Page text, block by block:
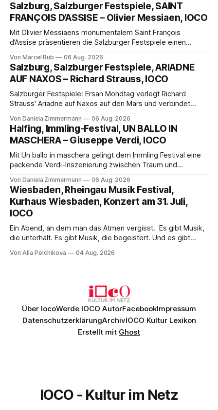
Salzburg, Salzburger Festspiele, SAINT
FRANÇOIS D’ASSISE – Olivier Messiaen, IOCO
Mit Olivier Messiaens monumentalem Saint François
d’Assise präsentieren die Salzburger Festspiele einen
eine bildgewaltige Inszenierung, Maxime Pascal entfaltet
die komplexe Partitur eindrucksvoll, Philippe Sly berührt als
Franziskus.
Von Marcel Bub 06 Aug. 2026
Salzburg, Salzburger Festspiele, ARIADNE
AUF NAXOS – Richard Strauss, IOCO
Salzburger Festspiele: Ersan Mondtag verlegt Richard
Strauss' Ariadne auf Naxos auf den Mars und verbindet
Aufführung mit starken Solisten und den Wiener
Philharmonikern, szenisch bleibt der zweite Akt jedoch
hinter den Erwartungen zurück.
Von Daniela Zimmermann 06 Aug. 2026
Halfing, Immling-Festival, UN BALLO IN
MASCHERA – Giuseppe Verdi, IOCO
Mit Un ballo in maschera gelingt dem Immling Festival eine
packende Verdi-Inszenierung zwischen Traum und
psychologische Tiefe mit starken Bildern, getragen von
einem spielfreudigen Ensemble und einer musikalisch
überzeugenden Gesamtleistung.
Von Daniela Zimmermann 06 Aug. 2026
Wiesbaden, Rheingau Musik Festival,
Kurhaus Wiesbaden, Konzert am 31. Juli,
IOCO
Ein Abend, an dem man das Atmen vergisst. Es gibt Musik,
die unterhält. Es gibt Musik, die begeistert. Und es gibt
Genau so war der Abend im Kurhaus Wiesbaden, an dem
Von Alla Perchikova 04 Aug. 2026
Über IocoWerde IOCO AutorFacebookImpressum
DatenschutzerklärungArchivIOCO Kultur Lexikon
Erstellt mit Ghost
IOCO - Kultur im Netz